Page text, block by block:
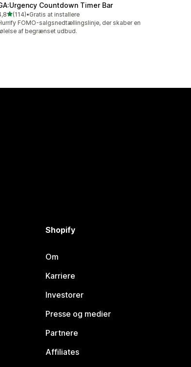
Countdown Timer Bar
ud af 5 stjerner
(114)
anmeldelser i alt
•Gratis at installere
FOMO-salgsnedtællingslinje, der skaber en
af begrænset udbud.
Shopify
Om
Karriere
Investorer
Presse og medier
Partnere
Affiliates